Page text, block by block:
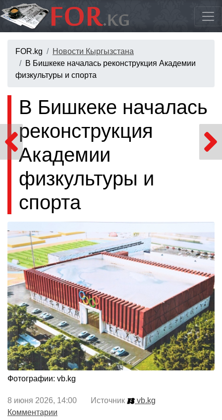
FOR.kg
Новости Кыргызстана
В Бишкеке началась реконструкция Академии
физкультуры и спорта
В Бишкеке началась
реконструкция
Академии
физкультуры и
спорта
Фотографии: vb.kg
8 июня 2026, 14:00 Источник
vb.kg
Комментарии